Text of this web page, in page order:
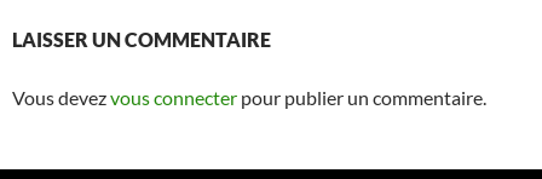
LAISSER UN COMMENTAIRE
Vous devezvous connecter pour publier un commentaire.